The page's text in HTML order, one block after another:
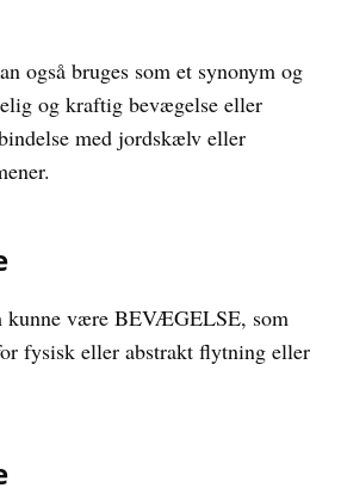
også bruges som et synonym og
og kraftig bevægelse eller
med jordskælv eller
kunne være BEVÆGELSE, som
fysisk eller abstrakt flytning eller